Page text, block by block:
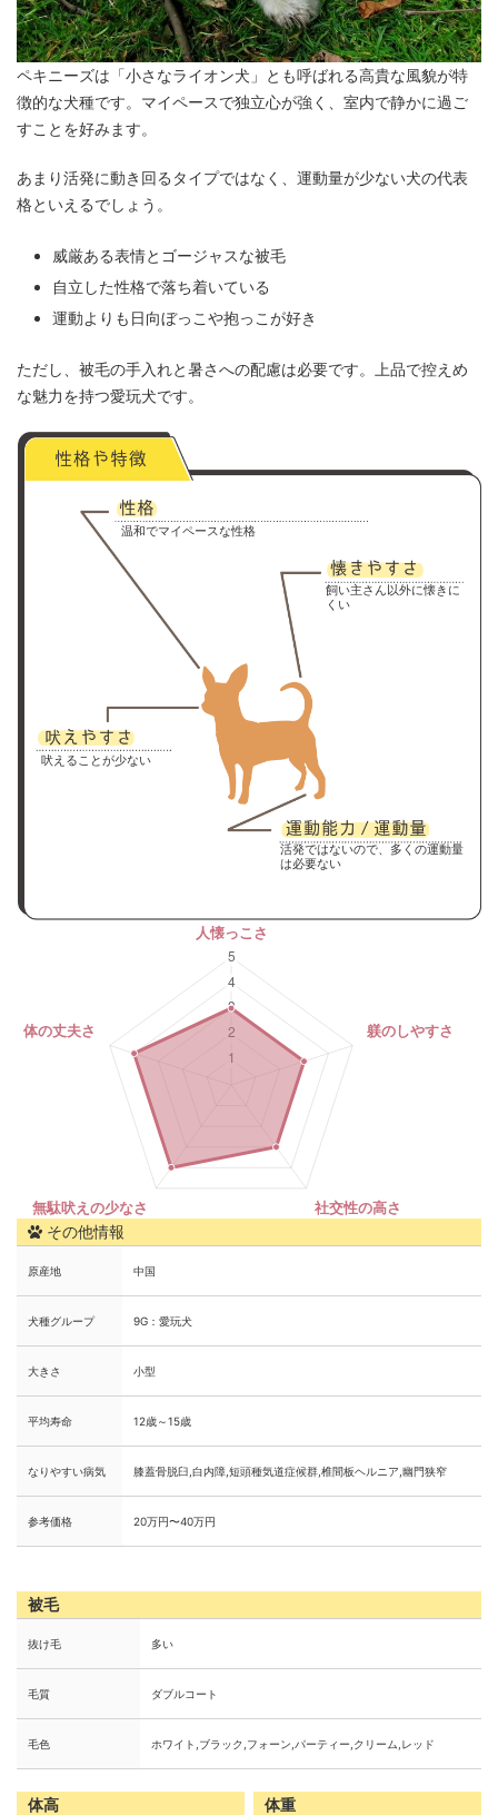
ペキニーズは「小さなライオン犬」とも呼ばれる高貴な風貌が特
徴的な犬種です。マイペースで独立心が強く、室内で静かに過ご
すことを好みます。
あまり活発に動き回るタイプではなく、運動量が少ない犬の代表
格といえるでしょう。
威厳ある表情とゴージャスな被毛
自立した性格で落ち着いている
運動よりも日向ぼっこや抱っこが好き
ただし、被毛の手入れと暑さへの配慮は必要です。上品で控えめ
な魅力を持つ愛玩犬です。
温和でマイペースな性格
飼い主さん以外に懐きに
くい
吠えることが少ない
活発ではないので、多くの運動量
は必要ない
その他情報
原産地 中国
犬種グループ 9G：愛玩犬
大きさ 小型
平均寿命 12歳～15歳
なりやすい病気 膝蓋骨脱臼,白内障,短頭種気道症候群,椎間板ヘルニア,幽門狭窄
参考価格 20万円〜40万円
被毛
抜け毛 多い
毛質 ダブルコート
毛色 ホワイト,ブラック,フォーン,パーティー,クリーム,レッド
体高 体重